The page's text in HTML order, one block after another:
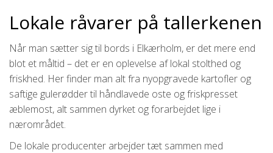
Lokale råvarer på tallerkenen
Når man sætter sig til bords i Elkærholm, er det mere end
blot et måltid – det er en oplevelse af lokal stolthed og
friskhed. Her finder man alt fra nyopgravede kartofler og
saftige gulerødder til håndlavede oste og friskpresset
æblemost, alt sammen dyrket og forarbejdet lige i
nærområdet.
De lokale producenter arbejder tæt sammen med